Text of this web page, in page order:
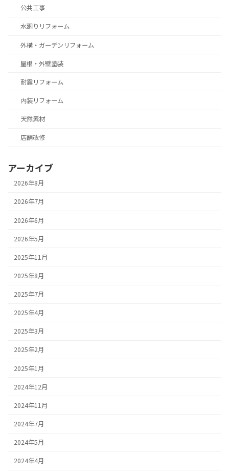
公共工事
水廻りリフォーム
外構・ガーデンリフォーム
屋根・外壁塗装
耐震リフォーム
内装リフォーム
天然素材
店舗改修
アーカイブ
2026年8月
2026年7月
2026年6月
2026年5月
2025年11月
2025年8月
2025年7月
2025年4月
2025年3月
2025年2月
2025年1月
2024年12月
2024年11月
2024年7月
2024年5月
2024年4月